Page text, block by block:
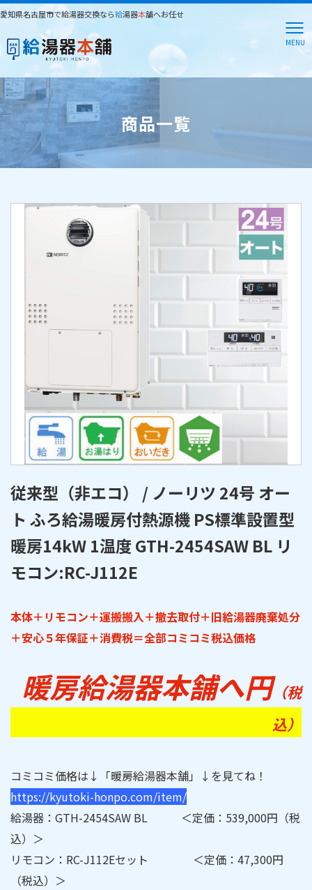
愛知県名古屋市で給湯器交換なら給湯器本舗へお任せ
MENU
商品一覧
従来型（非エコ） / ノーリツ 24号 オー
ト ふろ給湯暖房付熱源機 PS標準設置型
暖房14kW 1温度 GTH-2454SAW BL リ
モコン:RC-J112E
本体＋リモコン＋運搬搬入＋撤去取付＋旧給湯器廃棄処分
＋安心５年保証＋消費税＝全部コミコミ税込価格
暖房給湯器本舗へ円（税
込）
コミコミ価格は↓「暖房給湯器本舗」↓を見てね！
https://kyutoki-honpo.com/item/
給湯器：GTH-2454SAW BL ＜定価：539,000円（税
込）＞
リモコン：RC-J112Eセット ＜定価：47,300円
（税込）＞